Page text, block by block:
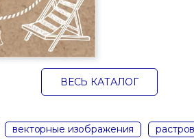
ВЕСЬ КАТАЛОГ
векторные изображения